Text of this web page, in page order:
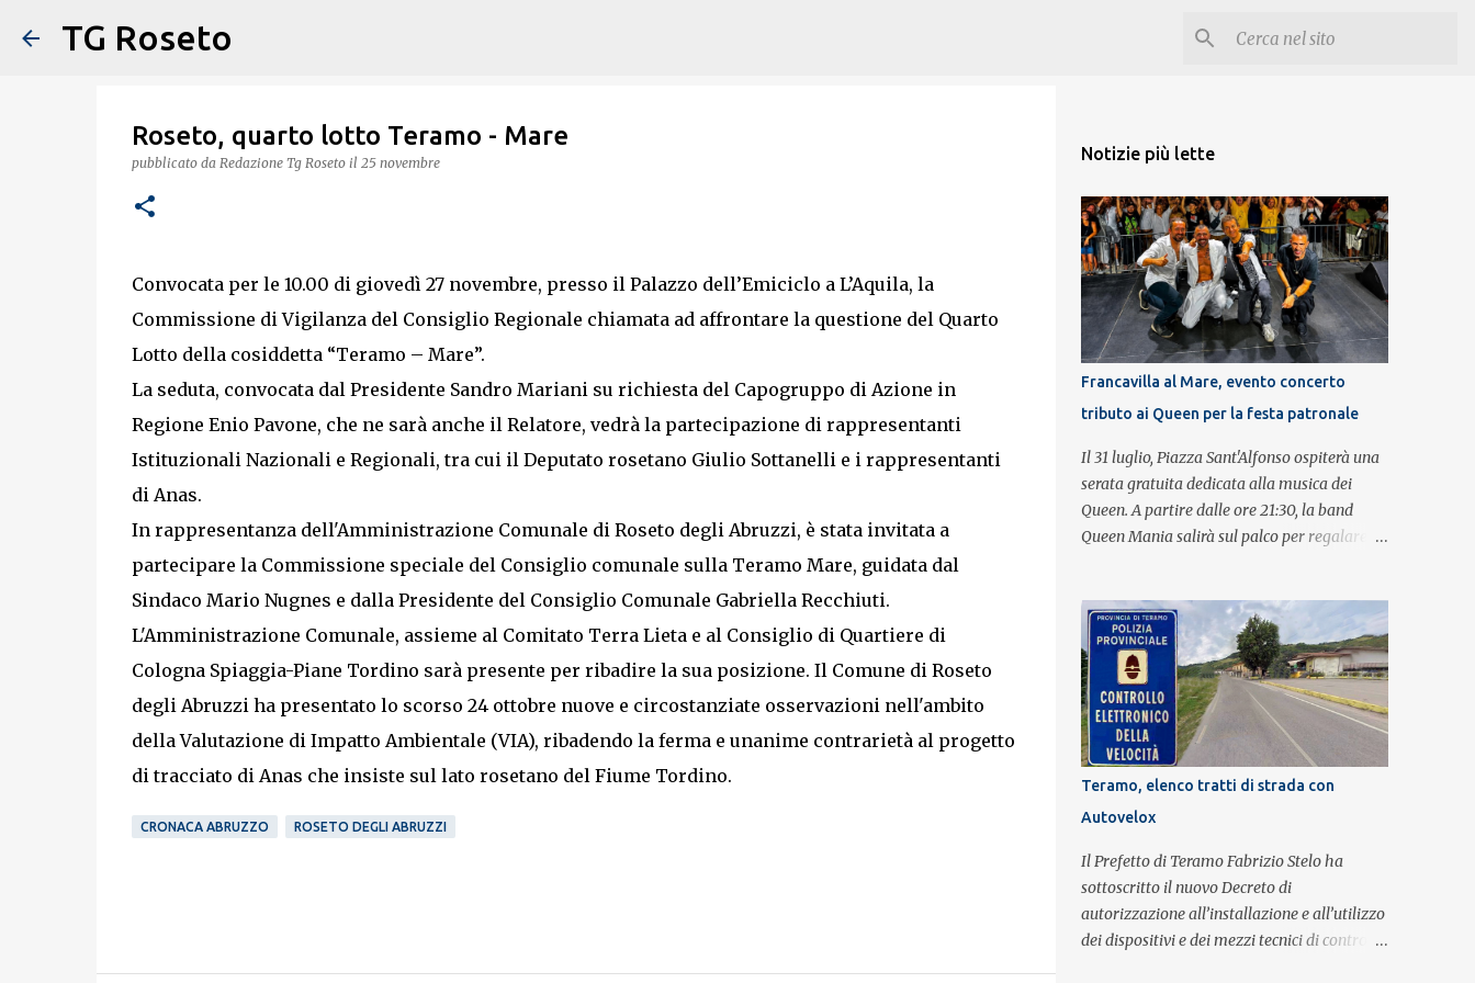
TG Roseto
Roseto, quarto lotto Teramo - Mare
pubblicato da Redazione Tg Roseto il 25 novembre
Convocata per le 10.00 di giovedì 27 novembre, presso il Palazzo dell’Emiciclo a L’Aquila, la
Commissione di Vigilanza del Consiglio Regionale chiamata ad affrontare la questione del Quarto
Lotto della cosiddetta “Teramo – Mare”.
La seduta, convocata dal Presidente Sandro Mariani su richiesta del Capogruppo di Azione in
Regione Enio Pavone, che ne sarà anche il Relatore, vedrà la partecipazione di rappresentanti
Istituzionali Nazionali e Regionali, tra cui il Deputato rosetano Giulio Sottanelli e i rappresentanti
di Anas.
In rappresentanza dell'Amministrazione Comunale di Roseto degli Abruzzi, è stata invitata a
partecipare la Commissione speciale del Consiglio comunale sulla Teramo Mare, guidata dal
Sindaco Mario Nugnes e dalla Presidente del Consiglio Comunale Gabriella Recchiuti.
L'Amministrazione Comunale, assieme al Comitato Terra Lieta e al Consiglio di Quartiere di
Cologna Spiaggia-Piane Tordino sarà presente per ribadire la sua posizione. Il Comune di Roseto
degli Abruzzi ha presentato lo scorso 24 ottobre nuove e circostanziate osservazioni nell'ambito
della Valutazione di Impatto Ambientale (VIA), ribadendo la ferma e unanime contrarietà al progetto
di tracciato di Anas che insiste sul lato rosetano del Fiume Tordino.
CRONACA ABRUZZO ROSETO DEGLI ABRUZZI
Notizie più lette
Francavilla al Mare, evento concerto
tributo ai Queen per la festa patronale
Il 31 luglio, Piazza Sant'Alfonso ospiterà una
serata gratuita dedicata alla musica dei
Queen. A partire dalle ore 21:30, la band
Queen Mania salirà sul palco per regalare al
britannica. Nati nel 2007 e riconosciuti come
l'omaggio definitivo alla leggenda dei
Queen, i componenti della band portano
avanti con grande successo la passione e
l'energia del celebre gruppo. Lo spettacolo si
inserisce nell'ambito dei festeggiamenti in
onore di Sant'Alfonso, il santo patrono della
città. La formazione sul palco è composta da
Simone Fortuna alla batteria e voce, Fabrizio
Palermo al basso e voce, Tiziano Giampieri
alla chitarra e voce, e Salvo Vinci alla voce.
Salvo Vinci è la voce scelta direttamente da
Brian May e Roger Taylor per il musical We
Teramo, elenco tratti di strada con
Autovelox
Il Prefetto di Teramo Fabrizio Stelo ha
sottoscritto il nuovo Decreto di
autorizzazione all’installazione e all’utilizzo
dei dispositivi e dei mezzi tecnici di controllo